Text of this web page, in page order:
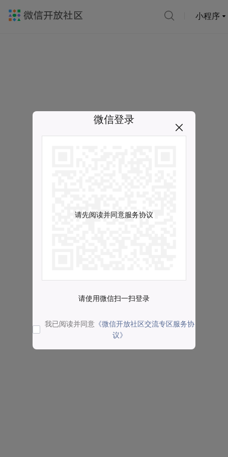
小程序
微信登录
请先阅读并同意服务协议
请使用微信扫一扫登录
我已阅读并同意 《微信开放社区交流专区服务协
议》